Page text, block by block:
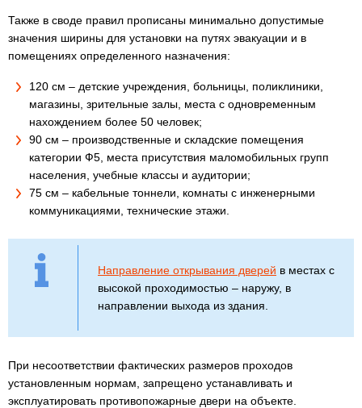
Также в своде правил прописаны минимально допустимые
значения ширины для установки на путях эвакуации и в
помещениях определенного назначения:
120 см – детские учреждения, больницы, поликлиники,
магазины, зрительные залы, места с одновременным
нахождением более 50 человек;
90 см – производственные и складские помещения
категории Ф5, места присутствия маломобильных групп
населения, учебные классы и аудитории;
75 см – кабельные тоннели, комнаты с инженерными
коммуникациями, технические этажи.
Направление открывания дверей в местах с
высокой проходимостью – наружу, в
направлении выхода из здания.
При несоответствии фактических размеров проходов
установленным нормам, запрещено устанавливать и
эксплуатировать противопожарные двери на объекте.